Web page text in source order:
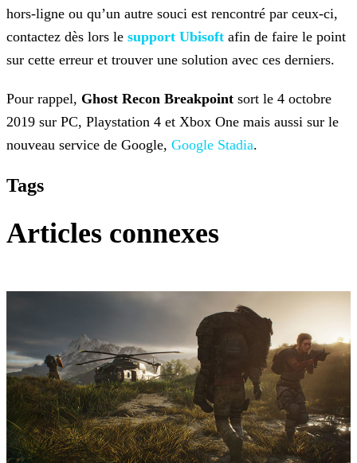
hors-ligne ou qu’un autre souci est rencontré par ceux-ci,
contactez dès lors le support Ubisoft afin de faire le point
sur cette erreur et trouver une solution avec ces derniers.
Pour rappel, Ghost Recon Breakpoint sort le 4 octobre
2019 sur PC, Playstation 4 et Xbox One mais aussi sur le
nouveau service de Google, Google Stadia.
Tags
Articles connexes